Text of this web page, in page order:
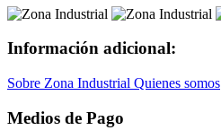
Información adicional:
Sobre Zona Industrial Quienes somos
Medios de Pago